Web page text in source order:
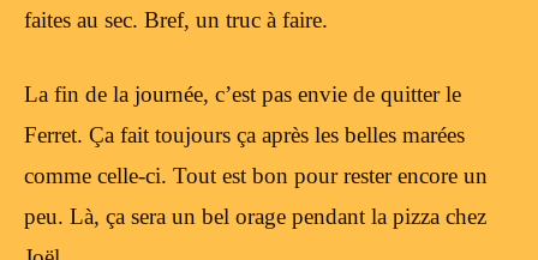
faites au sec. Bref, un truc à faire.
La fin de la journée, c’est pas envie de quitter le
Ferret. Ça fait toujours ça après les belles marées
comme celle-ci. Tout est bon pour rester encore un
peu. Là, ça sera un bel orage pendant la pizza chez